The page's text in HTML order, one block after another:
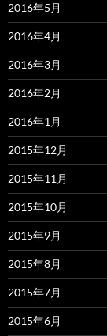
2016年5月
2016年4月
2016年3月
2016年2月
2016年1月
2015年12月
2015年11月
2015年10月
2015年9月
2015年8月
2015年7月
2015年6月